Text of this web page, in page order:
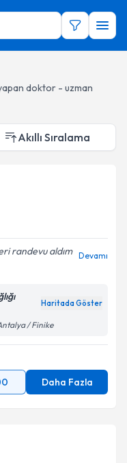
doktor - uzman
Akıllı Sıralama
randevu aldım Devamı
Haritada Göster
/ Finike
Daha Fazla